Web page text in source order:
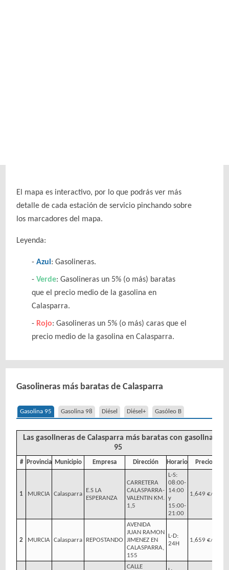
El mapa es interactivo, por lo que podrás ver más
detalle de cada estación de servicio pinchando sobre
los marcadores del mapa.
Leyenda:
Azul : Gasolineras.
Verde: Gasolineras un 5% (o más) baratas
que el precio medio de la gasolina en
Calasparra.
Rojo: Gasolineras un 5% (o más) caras que el
precio medio de la gasolina en Calasparra.
Gasolineras más baratas de Calasparra
Gasolina 95 Gasolina 98 Diésel Diésel+ Gasóleo B
Las gasolineras de Calasparra más baratas con gasolina
95
# Provincia Municipio Empresa Dirección Horario Precio
1 MURCIA Calasparra
E.S LA
ESPERANZA
CARRETERA
CALASPARRA-
VALENTIN KM.
1,5
L-S:
08:00-
14:00
y
15:00-
21:00
1,649 €/l
2 MURCIA Calasparra REPOSTANDO
AVENIDA
JUAN RAMON
JIMENEZ EN
CALASPARRA,
155
L-D:
24H
1,659 €/l
CALLE